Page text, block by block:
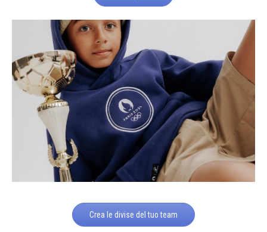
Crea le divise del tuo team